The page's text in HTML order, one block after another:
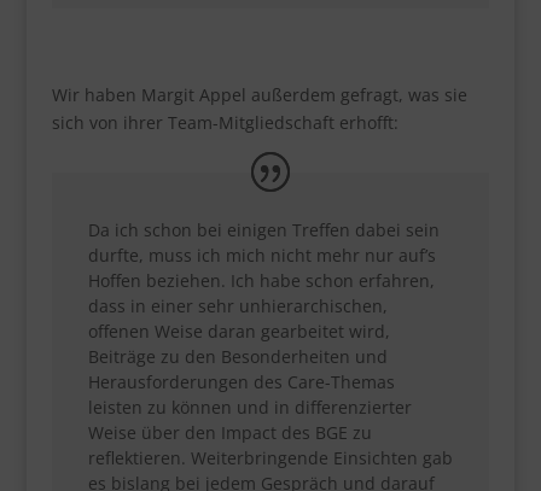
Wir haben Margit Appel außerdem gefragt, was sie
sich von ihrer Team-Mitgliedschaft erhofft:
Da ich schon bei einigen Treffen dabei sein
durfte, muss ich mich nicht mehr nur auf’s
Hoffen beziehen. Ich habe schon erfahren,
dass in einer sehr unhierarchischen,
offenen Weise daran gearbeitet wird,
Beiträge zu den Besonderheiten und
Herausforderungen des Care-Themas
leisten zu können und in differenzierter
Weise über den Impact des BGE zu
reflektieren. Weiterbringende Einsichten gab
es bislang bei jedem Gespräch und darauf